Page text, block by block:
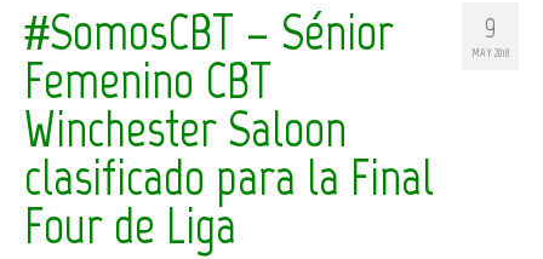
9
MAY 2018
#SomosCBT – Sénior
Femenino CBT
Winchester Saloon
clasificado para la Final
Four de Liga